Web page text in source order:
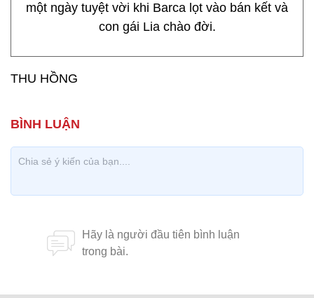
một ngày tuyệt vời khi Barca lọt vào bán kết và
con gái Lia chào đời.
THU HỒNG